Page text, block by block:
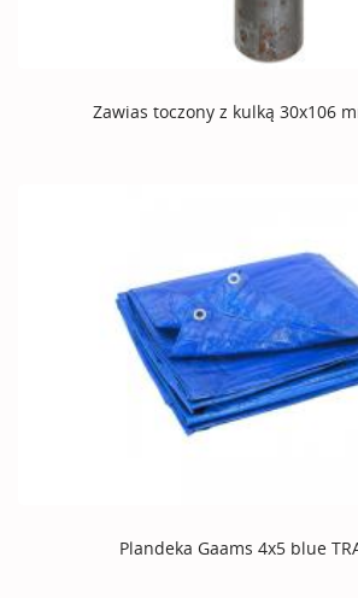
Zawias toczony z kulką 30x106
Plandeka Gaams 4x5 blue